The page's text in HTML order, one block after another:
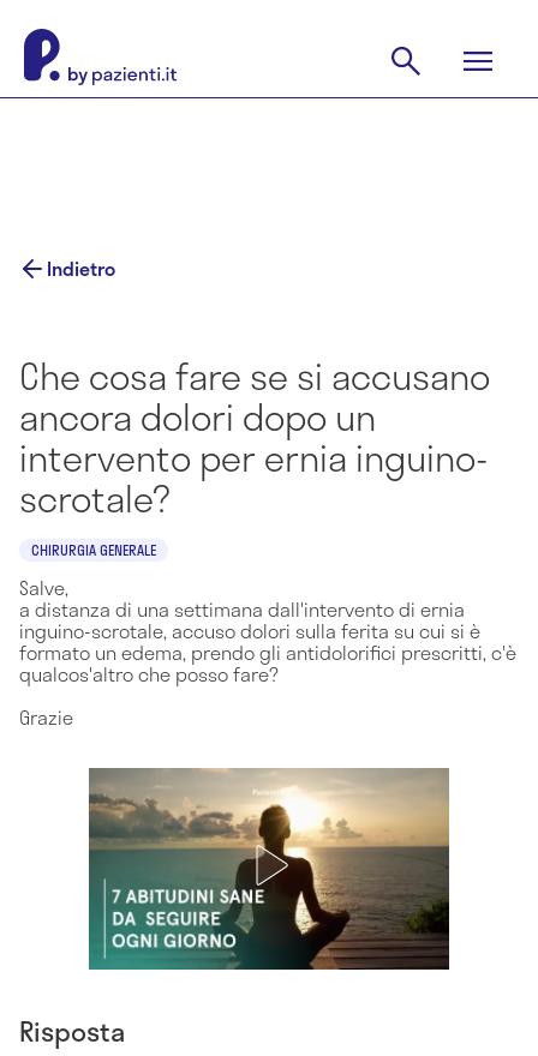
Indietro
Che cosa fare se si accusano
ancora dolori dopo un
intervento per ernia inguino-
scrotale?
CHIRURGIA GENERALE
Salve,
a distanza di una settimana dall'intervento di ernia
inguino-scrotale, accuso dolori sulla ferita su cui si è
formato un edema, prendo gli antidolorifici prescritti, c'è
qualcos'altro che posso fare?
Grazie
Risposta